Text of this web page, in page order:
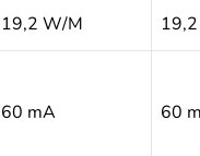
19,2 W/M
60 mA 60